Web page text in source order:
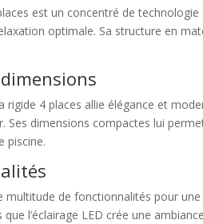
est un concentré de
optimale. Sa structure en
rigide 4 places allie élégance et
Ses dimensions compactes lui
piscine.
multitude de fonctionnalités pour
que l’éclairage LED crée une